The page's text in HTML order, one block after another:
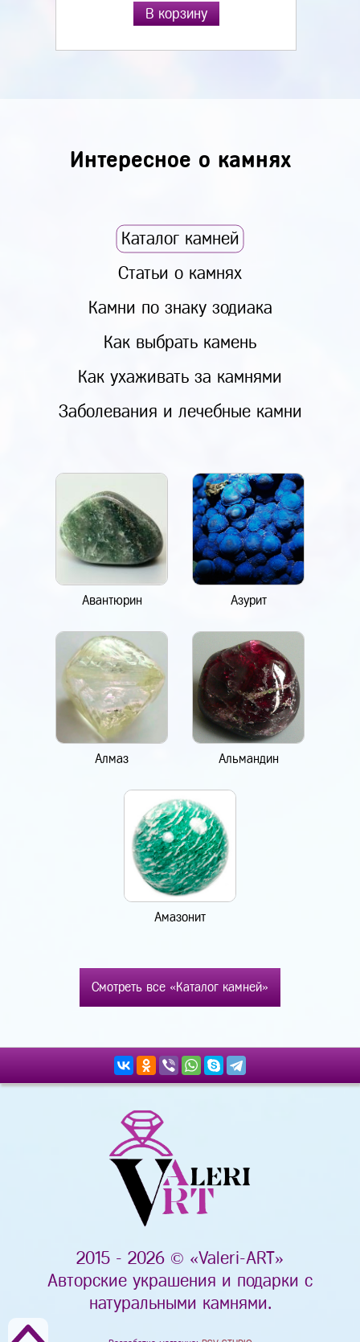
В корзину
Интересное о камнях
Каталог камней
Статьи о камнях
Камни по знаку зодиака
Как выбрать камень
Как ухаживать за камнями
Заболевания и лечебные камни
Авантюрин Азурит
Алмаз Альмандин
Амазонит
Смотреть все «Каталог камней»
2015 - 2026 © «Valeri-ART»
Авторские украшения и подарки с
натуральными камнями.